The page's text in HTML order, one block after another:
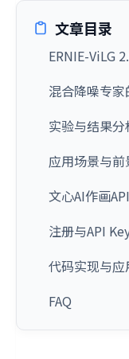
文章目录
ERNIE-ViLG
混合降噪专家
实验与结果分
应用场景与前
文心AI作画
注册与API
代码实现与应
FAQ